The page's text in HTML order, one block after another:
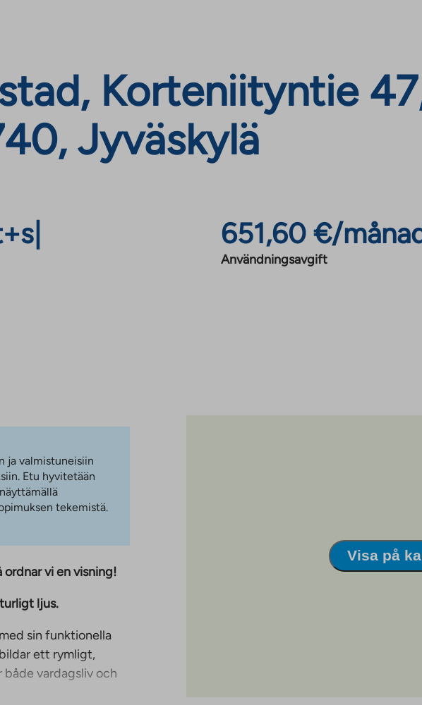
Korteniityntie
Jyväskylä
651,60 €/
Användningsavgift
ja valmistuneisiin
Etu hyvitetään
tekemistä.
vi en visning!
ljus.
sin funktionella
ett rymligt,
vardagsliv och
Visa på